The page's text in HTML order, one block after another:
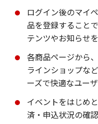
ログイン後のマイ
品を登録すること
テンツやお知らせ
各商品ページから
ラインショップな
ーズで快適なユー
イベントをはじめ
済・申込状況の確